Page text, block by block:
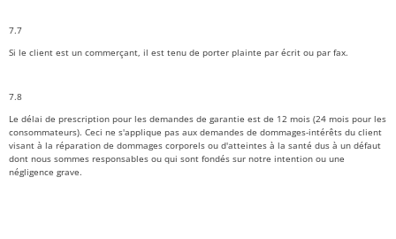
7.7
Si le client est un commerçant, il est tenu de porter plainte par écrit ou par fax.
7.8
Le délai de prescription pour les demandes de garantie est de 12 mois (24 mois pour les
consommateurs). Ceci ne s'applique pas aux demandes de dommages-intérêts du client
visant à la réparation de dommages corporels ou d'atteintes à la santé dus à un défaut
dont nous sommes responsables ou qui sont fondés sur notre intention ou une
négligence grave.